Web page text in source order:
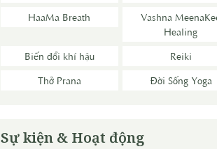
HaaMa Breath
Vashna
Healing
Biến đổi khí hậu
Reiki
Thở Prana
Đời Sống Yoga
Sự kiện & Hoạt động